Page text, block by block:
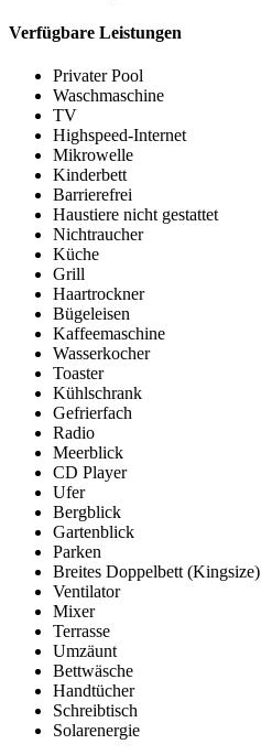
Verfügbare Leistungen
Privater Pool
Waschmaschine
TV
Highspeed-Internet
Mikrowelle
Kinderbett
Barrierefrei
Haustiere nicht gestattet
Nichtraucher
Küche
Grill
Haartrockner
Bügeleisen
Kaffeemaschine
Wasserkocher
Toaster
Kühlschrank
Gefrierfach
Radio
Meerblick
CD Player
Ufer
Bergblick
Gartenblick
Parken
Breites Doppelbett (Kingsize)
Ventilator
Mixer
Terrasse
Umzäunt
Bettwäsche
Handtücher
Schreibtisch
Solarenergie